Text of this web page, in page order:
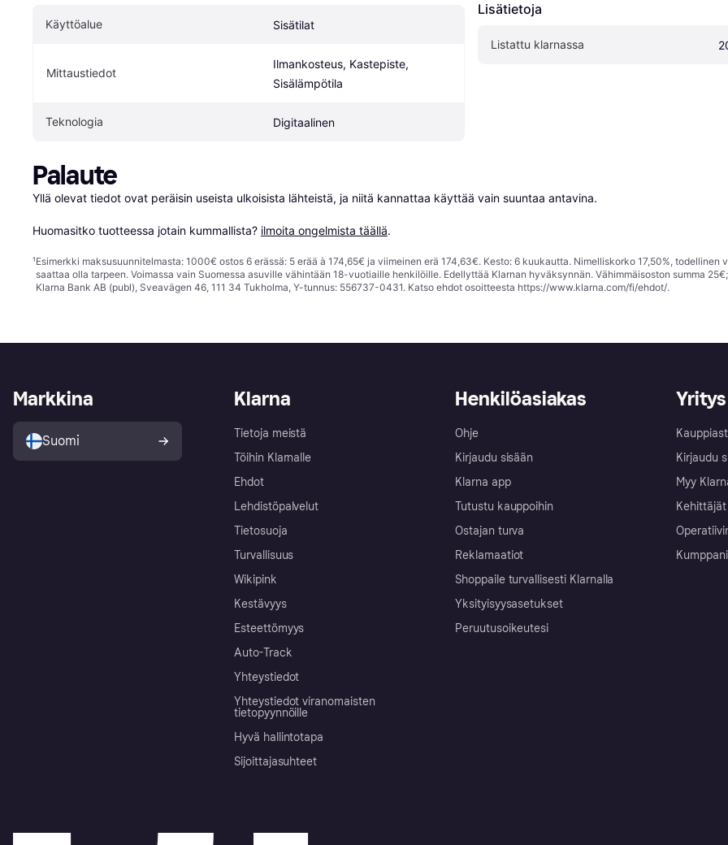
Käyttöalue Sisätilat
Mittaustiedot
Ilmankosteus, Kastepiste,
Sisälämpötila
Teknologia Digitaalinen
Lisätietoja
Listattu klarnassa
Palaute
Yllä olevat tiedot ovat peräisin useista ulkoisista lähteistä, ja niitä kannattaa käyttää vain suuntaa antavina.
Huomasitko tuotteessa jotain kummallista? ilmoita ongelmista täällä.
¹Esimerkki maksusuunnitelmasta: 1000€ ostos 6 erässä: 5 erää à 174,65€ ja viimeinen erä 174,63€. Kesto: 6 kuukautta. Nimelliskorko 17,50%,
saattaa olla tarpeen. Voimassa vain Suomessa asuville vähintään 18-vuotiaille henkilöille. Edellyttää Klarnan hyväksynnän. Vähimmäisoston summa
Klarna Bank AB (publ), Sveavägen 46, 111 34 Tukholma, Y-tunnus: 556737-0431. Katso ehdot osoitteesta https://www.klarna.com/fi/ehdot/.
Klarna
Tietoja meistä
Töihin Klarnalle
Ehdot
Lehdistöpalvelut
Tietosuoja
Turvallisuus
Wikipink
Kestävyys
Esteettömyys
Auto-Track
Yhteystiedot
Yhteystiedot viranomaisten
tietopyynnöille
Hyvä hallintotapa
Sijoittajasuhteet
Henkilöasiakas
Ohje
Kirjaudu sisään
Klarna app
Tutustu kauppoihin
Ostajan turva
Reklamaatiot
Shoppaile turvallisesti Klarnalla
Yksityisyysasetukset
Peruutusoikeutesi
Yritys
Kirjaudu
Myy
Kehittäjät
Markkina
Suomi